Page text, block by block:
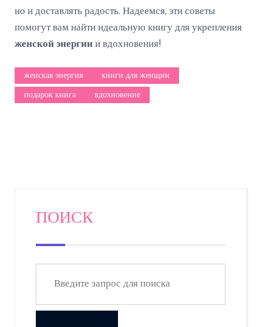
но и доставлять радость. Надеемся, эти советы
помогут вам найти идеальную книгу для укрепления
женской энергии и вдохновения!
женская энергия книги для женщин
подарок книга вдохновение
ПОИСК